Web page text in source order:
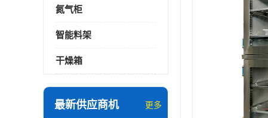
氮气柜
智能料架
干燥箱
最新供应商机 更多